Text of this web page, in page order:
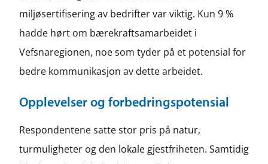
miljøsertifisering av bedrifter var viktig. Kun 9 %
hadde hørt om bærekraftsamarbeidet i
Vefsnaregionen, noe som tyder på et potensial for
bedre kommunikasjon av dette arbeidet.
Opplevelser og forbedringspotensial
Respondentene satte stor pris på natur,
turmuligheter og den lokale gjestfriheten. Samtidig